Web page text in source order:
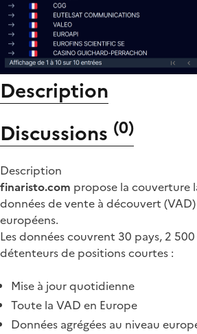
Description
Discussions (0)
Description
finaristo.com propose la couverture
données de vente à découvert
européens.
Les données couvrent 30 pays, 2
détenteurs de positions courtes :
Mise à jour quotidienne
Toute la VAD en Europe
Données agrégées au niveau